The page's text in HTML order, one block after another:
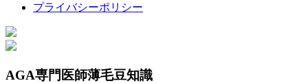
プライバシーポリシー
AGA専門医師薄毛豆知識